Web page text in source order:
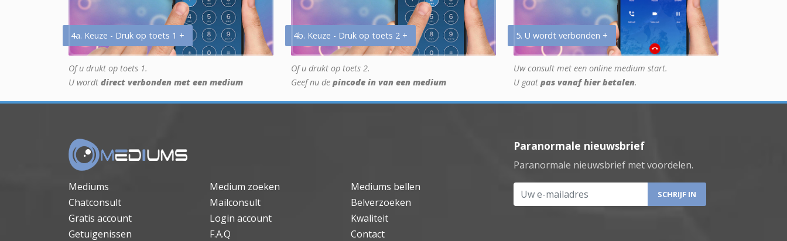
4a. Keuze - Druk op toets 1 +
Of u drukt op toets 1.
U wordt direct verbonden met een medium
4b. Keuze - Druk op toets 2 +
Of u drukt op toets 2.
Geef nu de pincode in van een medium
5. U wordt verbonden +
Uw consult met een online medium start.
U gaat pas vanaf hier betalen.
Mediums Medium zoeken
Mediums bellen
Chatconsult
Mailconsult
Belverzoeken
Gratis account
Login account
Kwaliteit
Getuigenissen
F.A.Q
Contact
Paranormale nieuwsbrief
Paranormale nieuwsbrief met voordelen.
Uw e-mailadres